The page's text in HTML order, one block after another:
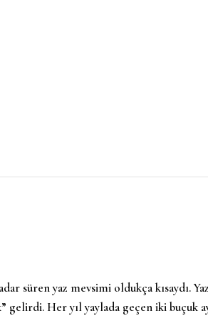
süren yaz mevsimi oldukça kısaydı.
gelirdi. Her yıl yaylada geçen iki buçuk